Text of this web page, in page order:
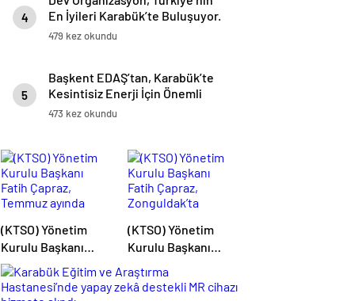
4
En İyileri Karabük’te Buluşuyor.
479 kez okundu
5
Başkent EDAŞ’tan, Karabük’te
Kesintisiz Enerji İçin Önemli
Yatırım
473 kez okundu
(KTSO) Yönetim
Kurulu Başkanı
Fatih Çapraz,
Temmuz ayında
(KTSO) Yönetim
Kurulu Başkanı
Zonguldak’ta